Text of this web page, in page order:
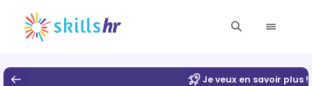
Je veux en savoir plus !